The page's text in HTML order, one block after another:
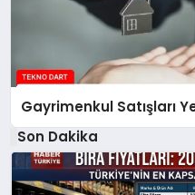
Gayrimenkul Satışları
Son Dakika